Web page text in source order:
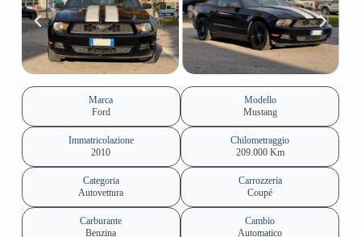
Marca
Ford
Modello
Mustang
Immatricolazione
2010
Chilometraggio
209.000 Km
Categoria
Autovettura
Carrozzeria
Coupé
Carburante
Benzina
Cambio
Automatico